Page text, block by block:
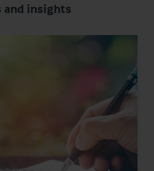
and insights